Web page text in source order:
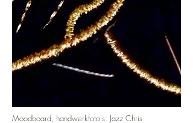
Moodboard, handwerkfoto's: Jazz Chris